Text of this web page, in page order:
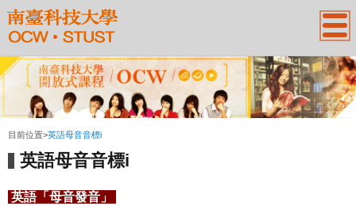
:::
目前位置>英語母音音標i
英語母音音標i
英語「母音發音」